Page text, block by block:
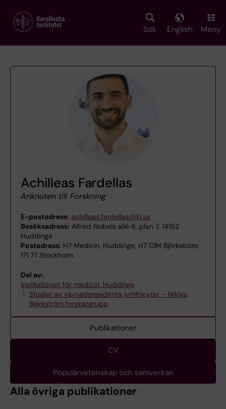
main
Sök English Meny
Achilleas Fardellas
Anknuten till Forskning
E-postadress: achilleas.fardellas@ki.se
Besöksadress: Alfred Nobels allé 8, plan 7, 14152
Huddinge
Postadress: H7 Medicin, Huddinge, H7 CIM Björkström,
171 77 Stockholm
Del av:
Institutionen för medicin, Huddinge
Studier av vävnadsresidenta lymfocyter – Niklas
Björkström forskargrupp
Publikationer
CV
Populärvetenskap och samverkan
Alla övriga publikationer